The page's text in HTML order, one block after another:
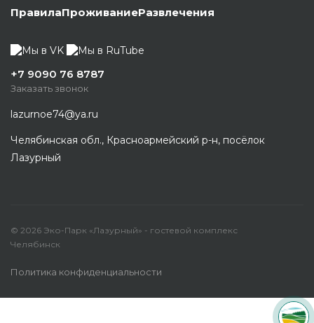
ПравилаПроживаниеРазвлечения
+7 9090 76 8787
Заказать звонок
lazurnoe74@ya.ru
Челябинская обл., Красноармейский р-н, посёлок
Лазурный
© 2026 Эко-Парк «Лазурный» - гостевой комплекс
Челябинск
Политика конфиденциальности